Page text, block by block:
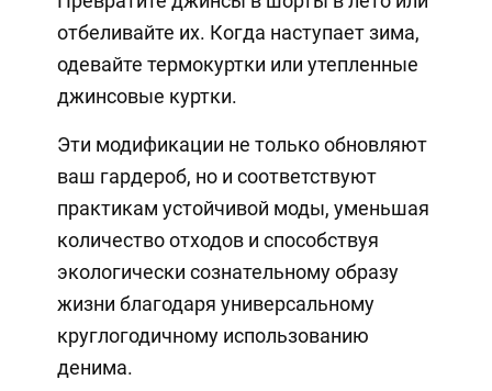
отбеливайте их. Когда наступает зима,
одевайте термокуртки или утепленные
джинсовые куртки.
Эти модификации не только обновляют
ваш гардероб, но и соответствуют
практикам устойчивой моды, уменьшая
количество отходов и способствуя
экологически сознательному образу
жизни благодаря универсальному
круглогодичному использованию
денима.